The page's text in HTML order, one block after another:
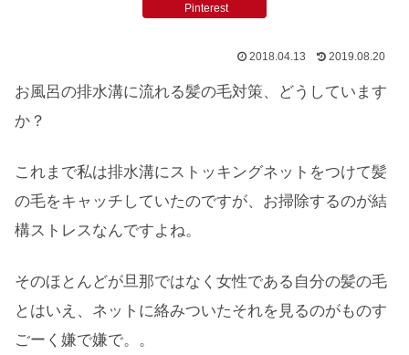
Pinterest
2018.04.13 2019.08.20
お風呂の排水溝に流れる髪の毛対策、どうしています
か？
これまで私は排水溝にストッキングネットをつけて髪
の毛をキャッチしていたのですが、お掃除するのが結
構ストレスなんですよね。
そのほとんどが旦那ではなく女性である自分の髪の毛
とはいえ、ネットに絡みついたそれを見るのがものす
ごーく嫌で嫌で。。